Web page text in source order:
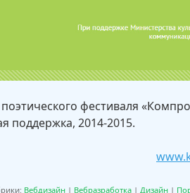
фестиваля
поддержка, 2014-2015.
Вебдизайн| Вебразработка| Дизайн|